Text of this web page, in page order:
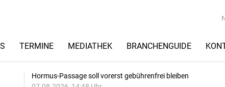
TERMINE MEDIATHEK BRANCHENGUIDE
Hormus-Passage soll vorerst gebührenfrei bleiben